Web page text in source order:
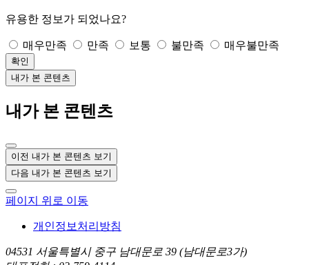
유용한 정보가 되었나요?
매우만족 만족 보통 불만족 매우불만족
확인
내가 본 콘텐츠
내가 본 콘텐츠
이전 내가 본 콘텐츠 보기
다음 내가 본 콘텐츠 보기
페이지 위로 이동
개인정보처리방침
04531 서울특별시 중구 남대문로 39 (남대문로3가)